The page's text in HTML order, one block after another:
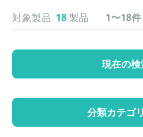
対象製品 18 製品 1〜18件
現在の
大カテゴリ: 測定・分析分類カテゴ